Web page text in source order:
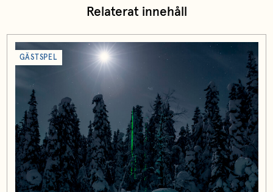
Relaterat innehåll
GÄSTSPEL